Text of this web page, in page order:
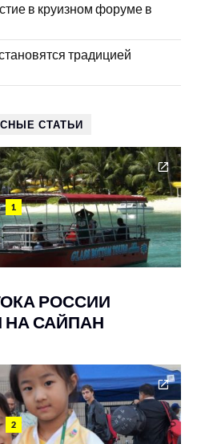
в круизном форуме в
традицией
СТАТЬИ
1
РОССИИ
САЙПАН
2